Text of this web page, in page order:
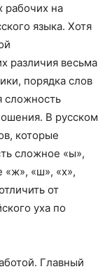
рабочих на
языка. Хотя
различия весьма
порядка слов
сложность
В русском
которые
сложное «ы»,
«ж», «ш», «х»,
от
уха по
Главный